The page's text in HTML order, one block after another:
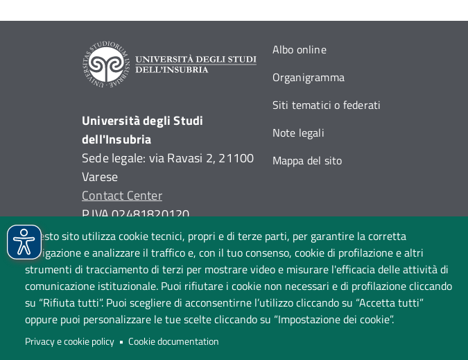
Questo sito utilizza cookie tecnici, propri e di terze parti, per garantire la corretta
navigazione e analizzare il traffico e, con il tuo consenso, cookie di profilazione e altri
strumenti di tracciamento di terzi per mostrare video e misurare l'efficacia delle attività di
comunicazione istituzionale. Puoi rifiutare i cookie non necessari e di profilazione cliccando
su “Rifiuta tutti”. Puoi scegliere di acconsentirne l’utilizzo cliccando su “Accetta tutti”
oppure puoi personalizzare le tue scelte cliccando su “Impostazione dei cookie”.
Privacy e cookie policy Cookie documentation
Università degli Studi
dell'Insubria
Sede legale: via Ravasi 2, 21100
Varese
Contact Center
P.IVA 02481820120
(C.F. 95039180120)
PEC: ateneo@pec.uninsubria.it
(vedi le altre caselle )
Albo online
Organigramma
Siti tematici o federati
Note legali
Mappa del sito
Seguici su
Amministrazione trasparente